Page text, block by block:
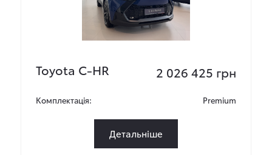
Toyota C-HR 2 026 425 грн
Комплектація: Premium
Детальніше